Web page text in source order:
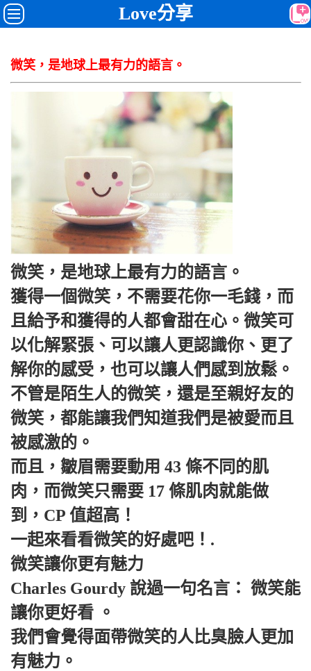
Love分享
微笑，是地球上最有力的語言。
微笑，是地球上最有力的語言。
獲得一個微笑，不需要花你一毛錢，而
且給予和獲得的人都會甜在心。微笑可
以化解緊張、可以讓人更認識你、更了
解你的感受，也可以讓人們感到放鬆。
不管是陌生人的微笑，還是至親好友的
微笑，都能讓我們知道我們是被愛而且
被感激的。
而且，皺眉需要動用 43 條不同的肌
肉，而微笑只需要 17 條肌肉就能做
到，CP 值超高！
一起來看看微笑的好處吧！.
微笑讓你更有魅力
Charles Gourdy 說過一句名言： 微笑能
讓你更好看 。
我們會覺得面帶微笑的人比臭臉人更加
有魅力。